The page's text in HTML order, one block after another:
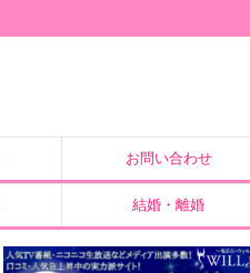
お問い合わせ
結婚・離婚